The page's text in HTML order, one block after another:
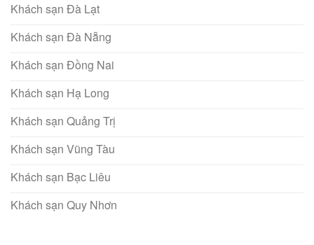
Khách sạn Đà Lạt
Khách sạn Đà Nẵng
Khách sạn Đồng Nai
Khách sạn Hạ Long
Khách sạn Quảng Trị
Khách sạn Vũng Tàu
Khách sạn Bạc Liêu
Khách sạn Quy Nhơn